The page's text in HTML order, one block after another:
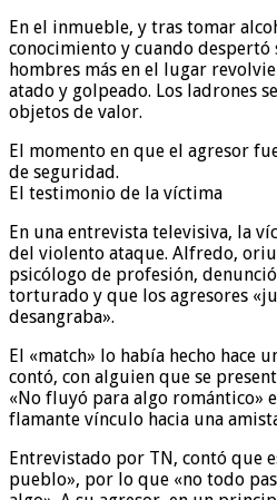
En el inmueble, y tras tomar
conocimiento y cuando despertó
hombres más en el lugar
atado y golpeado. Los ladrones
objetos de valor.
El momento en que el agresor
de seguridad.
El testimonio de la víctima
En una entrevista televisiva, la
del violento ataque. Alfredo,
psicólogo de profesión,
torturado y que los agresores
desangraba».
El «match» lo había hecho hace
contó, con alguien que se
«No fluyó para algo romántico»
flamante vínculo hacia una
Entrevistado por TN, contó que
pueblo», por lo que «no todo